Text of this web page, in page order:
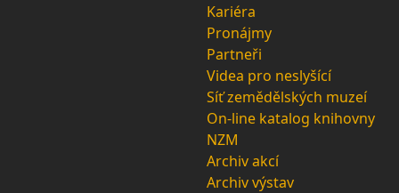
Kariéra
Pronájmy
Partneři
Videa pro neslyšící
Síť zemědělských muzeí
On-line katalog knihovny
NZM
Archiv akcí
Archiv výstav